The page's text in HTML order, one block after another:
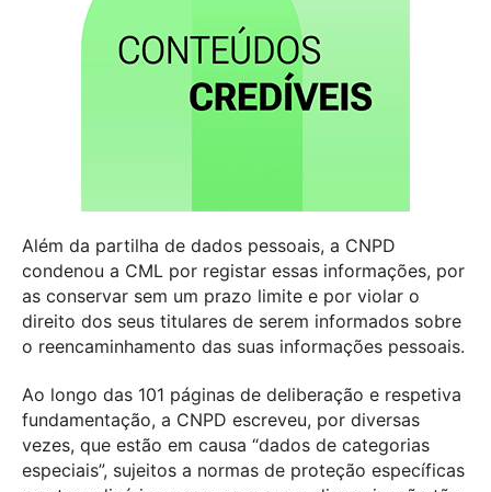
Além da partilha de dados pessoais, a CNPD
condenou a CML por registar essas informações, por
as conservar sem um prazo limite e por violar o
direito dos seus titulares de serem informados sobre
o reencaminhamento das suas informações pessoais.
Ao longo das 101 páginas de deliberação e respetiva
fundamentação, a CNPD escreveu, por diversas
vezes, que estão em causa “dados de categorias
especiais”, sujeitos a normas de proteção específicas